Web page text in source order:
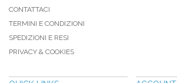
CONTATTACI
TERMINI E CONDIZIONI
SPEDIZIONI E RESI
PRIVACY & COOKIES